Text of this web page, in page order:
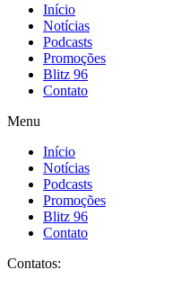
Início
Notícias
Podcasts
Promoções
Blitz 96
Contato
Menu
Início
Notícias
Podcasts
Promoções
Blitz 96
Contato
Contatos: